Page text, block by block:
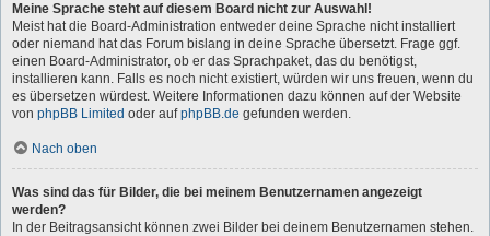
Meine Sprache steht auf diesem Board nicht zur Auswahl!
Meist hat die Board-Administration entweder deine Sprache nicht installiert
oder niemand hat das Forum bislang in deine Sprache übersetzt. Frage ggf.
einen Board-Administrator, ob er das Sprachpaket, das du benötigst,
installieren kann. Falls es noch nicht existiert, würden wir uns freuen, wenn du
es übersetzen würdest. Weitere Informationen dazu können auf der Website
von phpBB Limited oder aufphpBB.de gefunden werden.
Nach oben
Was sind das für Bilder, die bei meinem Benutzernamen angezeigt
werden?
In der Beitragsansicht können zwei Bilder bei deinem Benutzernamen stehen.